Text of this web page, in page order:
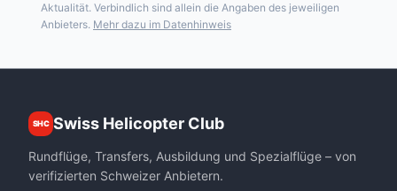
Aktualität. Verbindlich sind allein die Angaben des jeweiligen
Anbieters. Mehr dazu im Datenhinweis
SHC Swiss Helicopter Club
Rundflüge, Transfers, Ausbildung und Spezialflüge – von
verifizierten Schweizer Anbietern.